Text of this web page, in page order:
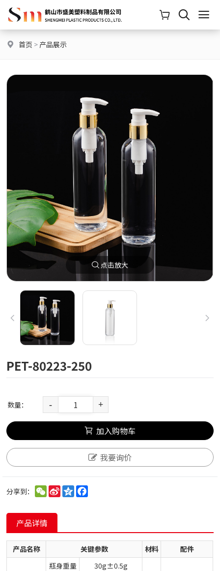
首页 > 产品展示
点击放大
PET-80223-250
数量： - +
加入购物车
我要询价
分享到： WeChat
Sina
Weibo
Qzone
产品详情
产品名称 关键参数 材料 配件
瓶身重量 30g±0.5g